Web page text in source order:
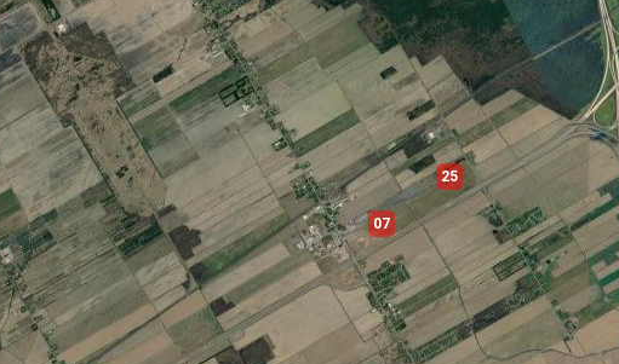
07
25